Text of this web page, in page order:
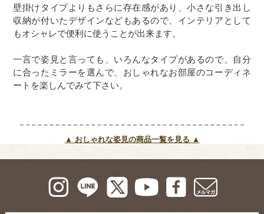
壁掛けタイプよりもさらに存在感があり、小さな引き出し
収納が付いたデザインなどもあるので、インテリアとして
もオシャレで便利に使うことが出来ます。
一言で姿見と言っても、いろんなタイプがあるので、自分
に合ったミラーを選んで、おしゃれなお部屋のコーディネ
ートを楽しんでみて下さい。
▲ おしゃれな姿見の商品一覧を見る ▲